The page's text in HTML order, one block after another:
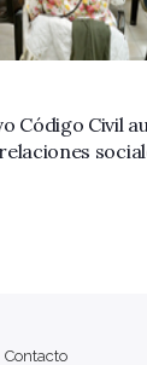
Código Civil
Contacto